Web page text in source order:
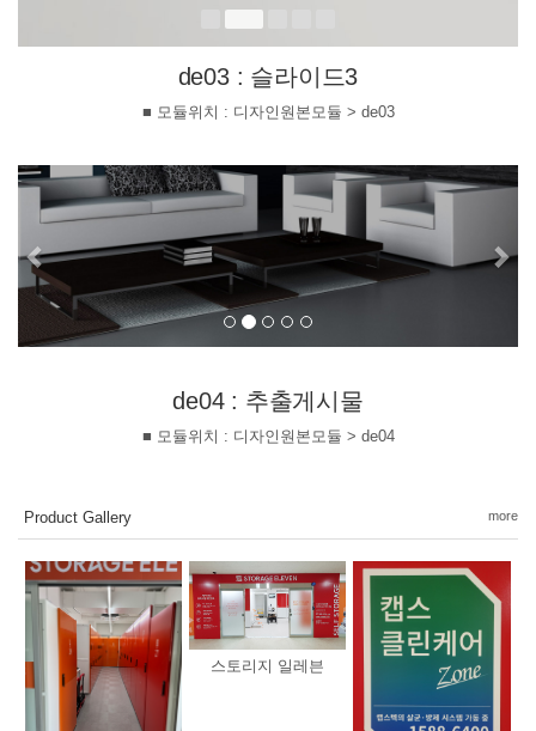
de03 : 슬라이드3
■ 모듈위치 : 디자인원본모듈 > de03
Previous
de04 : 추출게시물
■ 모듈위치 : 디자인원본모듈 > de04
Product Gallery more
스토리지 일레븐